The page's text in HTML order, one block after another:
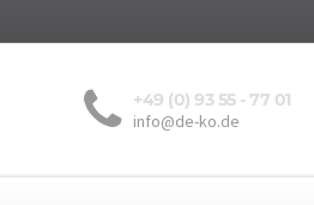
+49 (0) 93 55 - 77 01
info@de-ko.de